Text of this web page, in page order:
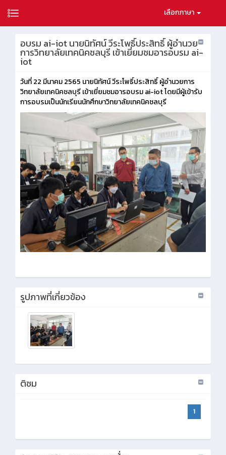
เลือกภาษา
อบรม ai-iot นายนิทัศน์ วีระโพธิ์ประสิทธิ์ ผู้อำนวย
การวิทยาลัยเทคนิคชลบุรี เข้าเยี่ยมชมอารอบรม ai-
iot
วันที่ 22 มีนาคม 2565 นายนิทัศน์ วีระโพธิ์ประสิทธิ์ ผู้อำนวยการ
วิทยาลัยเทคนิคชลบุรี เข้าเยี่ยมชมอารอบรม ai-iot โดยมีผู้เข้ารับ
การอบรมเป็นนักเรียนนักศึกษาวิทยาลัยเทคนิคชลบุรี
รูปภาพที่เกี่ยวข้อง
ติชม
1